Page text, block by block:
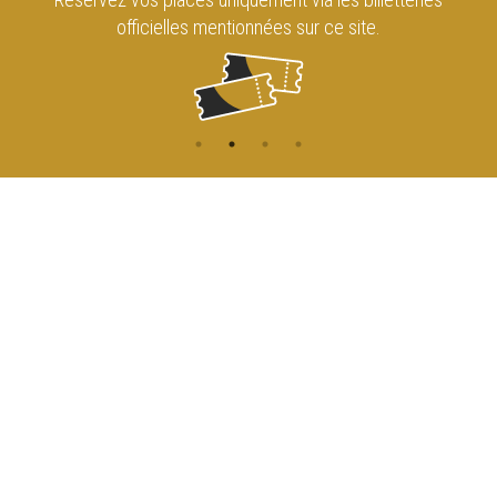
officielles mentionnées sur ce site.